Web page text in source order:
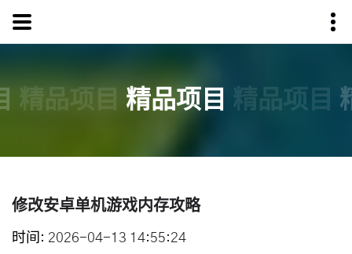
精品项目 精品项目 精品项目
修改安卓单机游戏内存攻略
时间 2026-04-13 14:55:24